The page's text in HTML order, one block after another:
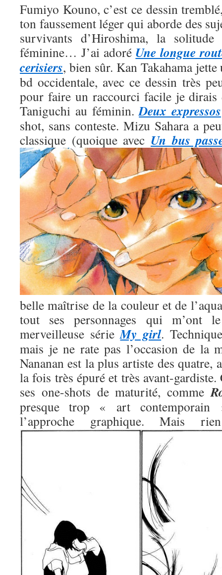
Fumiyo Kouno, c’est ce dessin
ton faussement léger qui aborde des
survivants d’Hiroshima, la
féminine… J’ai adoré Une longue
cerisiers, bien sûr. Kan Takahama
bd occidentale, avec ce dessin très
pour faire un raccourci facile je dirais
Taniguchi au féminin.Deux expressos
shot, sans conteste. Mizu Sahara a
classique (quoique avec Un bus
belle maîtrise de la couleur et de
tout ses personnages qui m’ont
merveilleuse sérieMy girl.
mais je ne rate pas l’occasion de la
Nananan est la plus artiste des quatre,
la fois très épuré et très avant-
ses one-shots de maturité, comme
presque trop « art contemporain
l’approche graphique. Mais